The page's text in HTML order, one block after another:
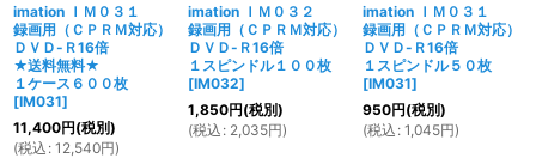
imation ＩＭ０３１
録画用（ＣＰＲＭ対応）
ＤＶＤ-Ｒ16倍
★送料無料★
１ケース６００枚
[IM031]
11,400円(税別)
(税込 : 12,540円)
imation ＩＭ０３２
録画用（ＣＰＲＭ対応）
ＤＶＤ-Ｒ16倍
１スピンドル１００枚
[IM032]
1,850円(税別)
(税込 : 2,035円)
imation ＩＭ０３１
録画用（ＣＰＲＭ対応）
ＤＶＤ-Ｒ16倍
１スピンドル５０枚
[IM031]
950円(税別)
(税込 : 1,045円)